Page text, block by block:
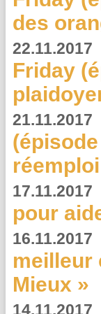
des
22.11.2017
Friday
21.11.2017
réemploi
17.11.2017
pour
16.11.2017
meilleur
Mieux »
14.11.2017